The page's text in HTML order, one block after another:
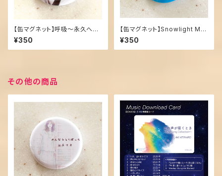
【缶マグネット】呼吸〜永久への
一歩〜
¥350
【缶マグネット】Snowlight Mu
sic（青）
¥350
その他の商品